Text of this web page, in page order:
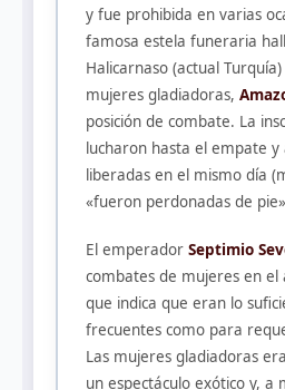
y fue prohibida en varias
famosa estela funeraria
Halicarnaso (actual
mujeres gladiadoras,
posición de combate. La
lucharon hasta el empate
liberadas en el mismo día
«fueron perdonadas de
El emperador Septimio
combates de mujeres en el
que indica que eran lo
frecuentes como para
Las mujeres gladiadoras
un espectáculo exótico y, a